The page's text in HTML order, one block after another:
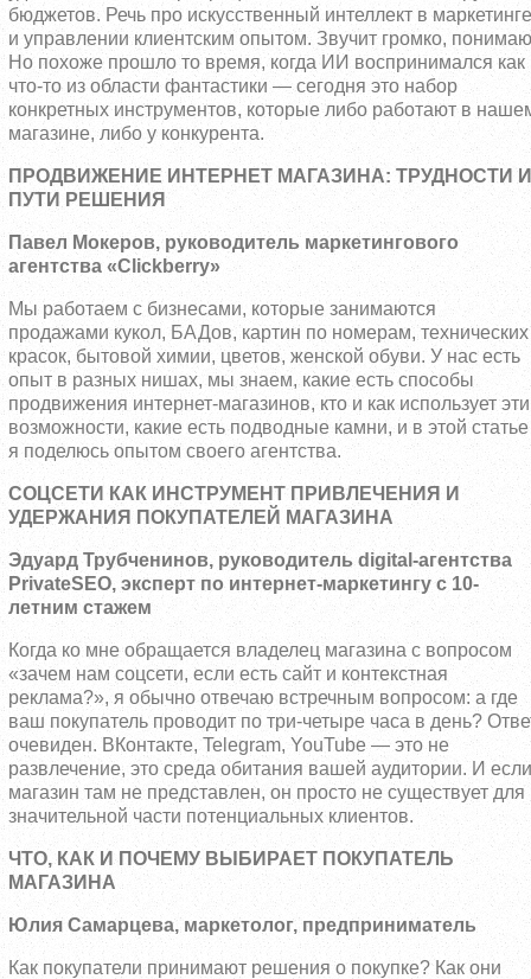
бюджетов. Речь про искусственный интеллект в маркетинге
и управлении клиентским опытом. Звучит громко,
Но похоже прошло то время, когда ИИ воспринимался как
что-то из области фантастики — сегодня это набор
конкретных инструментов, которые либо работают в
магазине, либо у конкурента.
ПРОДВИЖЕНИЕ ИНТЕРНЕТ МАГАЗИНА: ТРУДНОСТИ И
ПУТИ РЕШЕНИЯ
Павел Мокеров, руководитель маркетингового
агентства «Clickberry»
Мы работаем с бизнесами, которые занимаются
продажами кукол, БАДов, картин по номерам, технических
красок, бытовой химии, цветов, женской обуви. У нас есть
опыт в разных нишах, мы знаем, какие есть способы
продвижения интернет-магазинов, кто и как использует эти
возможности, какие есть подводные камни, и в этой статье
я поделюсь опытом своего агентства.
СОЦСЕТИ КАК ИНСТРУМЕНТ ПРИВЛЕЧЕНИЯ И
УДЕРЖАНИЯ ПОКУПАТЕЛЕЙ МАГАЗИНА
Эдуард Трубченинов, руководитель digital-агентства
PrivateSEO, эксперт по интернет-маркетингу с 10-
летним стажем
Когда ко мне обращается владелец магазина с вопросом
«зачем нам соцсети, если есть сайт и контекстная
реклама?», я обычно отвечаю встречным вопросом: а где
ваш покупатель проводит по три-четыре часа в день?
очевиден. ВКонтакте, Telegram, YouTube — это не
развлечение, это среда обитания вашей аудитории. И если
магазин там не представлен, он просто не существует для
значительной части потенциальных клиентов.
ЧТО, КАК И ПОЧЕМУ ВЫБИРАЕТ ПОКУПАТЕЛЬ
МАГАЗИНА
Юлия Самарцева, маркетолог, предприниматель
Как покупатели принимают решения о покупке? Как они